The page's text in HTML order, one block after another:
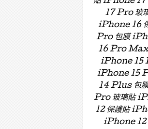
17 Pro 玻
iPhone 16
Pro 包膜
16 Pro Max
iPhone 15
iPhone 15
14 Plus 包
Pro 玻璃貼
12 保護貼
iPhone 12